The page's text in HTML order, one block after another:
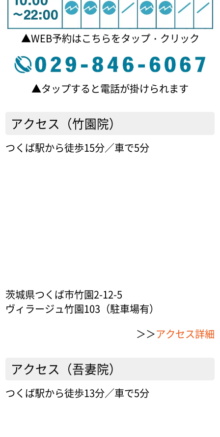
▲WEB予約はこちらをタップ・クリック
▲タップすると電話が掛けられます
アクセス（竹園院）
つくば駅から徒歩15分／車で5分
茨城県つくば市竹園2-12-5
ヴィラージュ竹園103（駐車場有）
＞＞アクセス詳細
アクセス（吾妻院）
つくば駅から徒歩13分／車で5分